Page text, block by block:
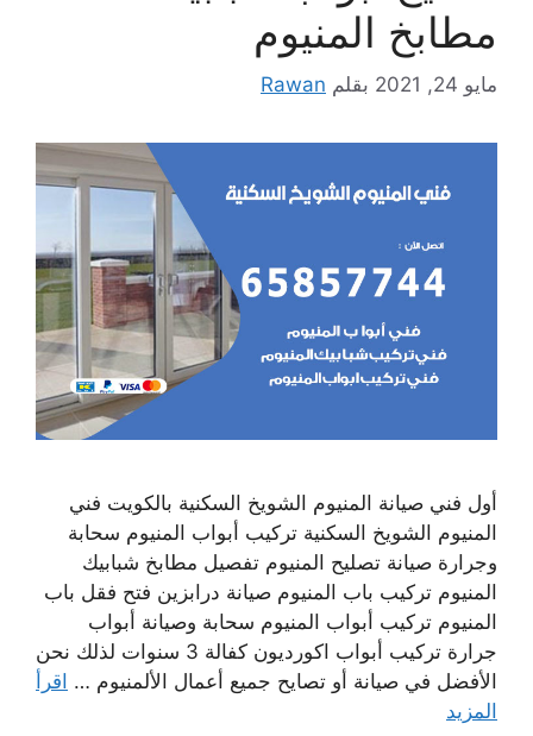
مطابخ المنيوم
مايو 24, 2021 بقلم Rawan
أول فني صيانة المنيوم الشويخ السكنية بالكويت فني
المنيوم الشويخ السكنية تركيب أبواب المنيوم سحابة
وجرارة صيانة تصليح المنيوم تفصيل مطابخ شبابيك
المنيوم تركيب باب المنيوم صيانة درابزين فتح فقل باب
المنيوم تركيب أبواب المنيوم سحابة وصيانة أبواب
جرارة تركيب أبواب اكورديون كفالة 3 سنوات لذلك نحن
الأفضل في صيانة أو تصايح جميع أعمال الألمنيوم … اقرأ
المزيد